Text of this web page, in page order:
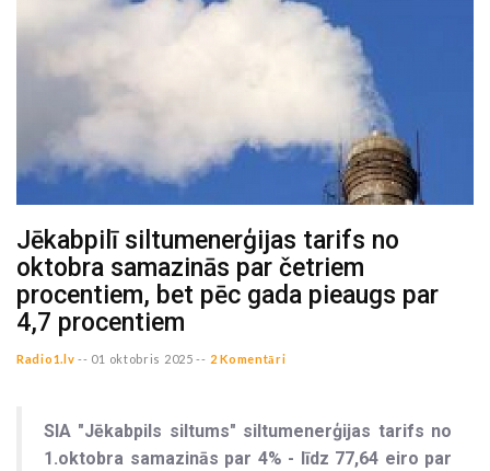
Jēkabpilī siltumenerģijas tarifs no
oktobra samazinās par četriem
procentiem, bet pēc gada pieaugs par
4,7 procentiem
Radio1.lv -- 01 oktobris 2025 -- 2 Komentāri
SIA "Jēkabpils siltums" siltumenerģijas tarifs no
1.oktobra samazinās par 4% - līdz 77,64 eiro par